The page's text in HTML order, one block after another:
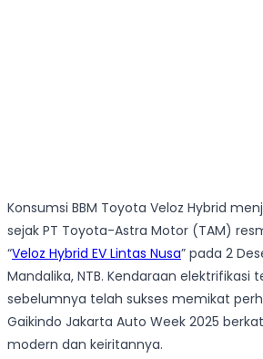
Konsumsi BBM Toyota Veloz Hybrid
sejak PT Toyota-Astra Motor (TAM)
“Veloz Hybrid EV Lintas Nusa” pada 2
Mandalika, NTB. Kendaraan elektrifikasi
sebelumnya telah sukses memikat
Gaikindo Jakarta Auto Week 2025
modern dan keiritannya.